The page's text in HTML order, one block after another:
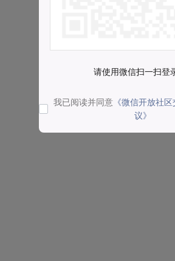
请使用微信扫一扫登
我已阅读并同意 《微信开放社
议》